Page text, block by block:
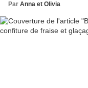
Par Anna et Olivia